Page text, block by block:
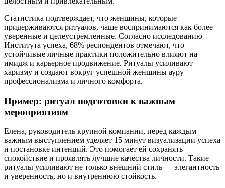
Статистика подтверждает, что женщины, которые
придерживаются ритуалов, чаще воспринимаются как более
уверенные и целеустремленные. Согласно исследованию
Института успеха, 68% респондентов отмечают, что
устойчивые личные практики положительно влияют на
имидж и карьерное продвижение. Ритуалы усиливают
харизму и создают вокруг успешной женщины ауру
профессионализма и личного комфорта.
Пример: ритуал подготовки к важным
мероприятиям
Елена, руководитель крупной компании, перед каждым
важным выступлением уделяет 15 минут визуализации успеха
и постановке интенций. Это помогает ей сохранять
спокойствие и проявлять лучшие качества личности. Такие
ритуалы усиливают не только внешний стиль — элегантность
и уверенность, но и внутреннюю стойкость.